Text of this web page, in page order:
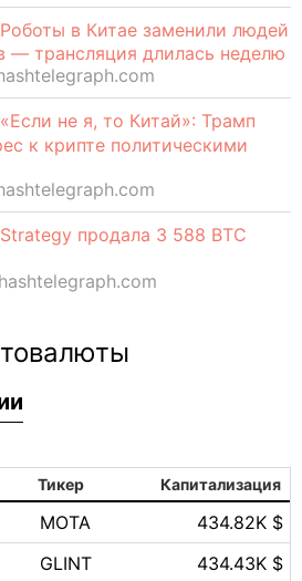
Роботы в Китае заменили людей
— трансляция длилась неделю
«Если не я, то Китай»: Трамп
к крипте политическими
Strategy продала 3 588 BTC
Тикер Капитализация
MOTA
434.82K $
GLINT
434.43K $